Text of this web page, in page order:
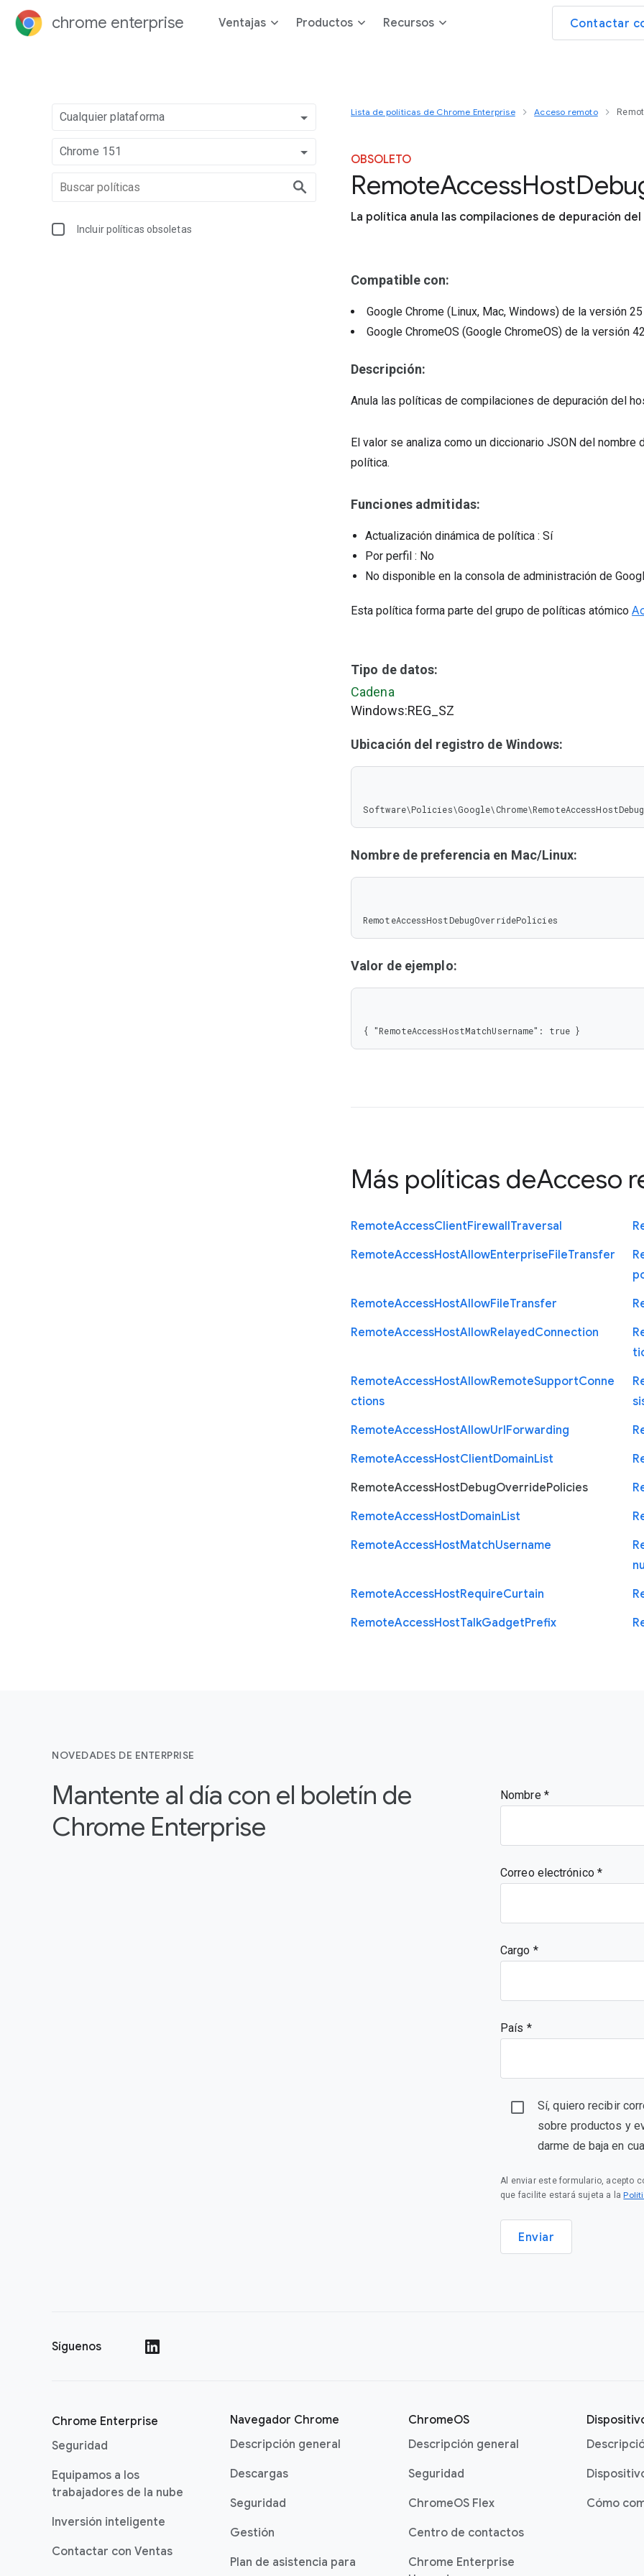
chrome enterprise Ventajas Productos Recursos Contactar
Cualquier plataforma
Chrome 151
Incluir políticas obsoletas
Lista de políticas de Chrome Enterprise Acceso remoto
OBSOLETO
RemoteAccessHost
La política anula las compilaciones de depuración
Compatible con:
Google Chrome (Linux, Mac, Windows) de la versión 25
Google ChromeOS (Google ChromeOS) de la versión 42
Descripción:
Anula las políticas de compilaciones de depuración del
El valor se analiza como un diccionario JSON del
política.
Funciones admitidas:
Actualización dinámica de política : Sí
Por perfil : No
No disponible en la consola de administración de
Esta política forma parte del grupo de políticas atómico
Tipo de datos:
Cadena
Windows:REG_SZ
Ubicación del registro de Windows:
Nombre de preferencia en Mac/Linux:
RemoteAccessHostDebugOverridePolicies
Valor de ejemplo:
{ "RemoteAccessHostMatchUsername": true }
Más políticas deAcceso
RemoteAccessClientFirewallTraversal
RemoteAccessHostAllowEnterpriseFileTransfer
RemoteAccessHostAllowFileTransfer
RemoteAccessHostAllowRelayedConnection
RemoteAccessHostAllowRemoteSupportConne
ctions
RemoteAccessHostAllowUrlForwarding
RemoteAccessHostClientDomainList
RemoteAccessHostDebugOverridePolicies
RemoteAccessHostDomainList
RemoteAccessHostMatchUsername
RemoteAccessHostRequireCurtain
RemoteAccessHostTalkGadgetPrefix
NOVEDADES DE ENTERPRISE
Mantente al día con el boletín de
Chrome Enterprise
Nombre
Correo electrónico
Cargo
País *
Sí, quiero recibir
sobre productos y
darme de baja en
Al enviar este formulario, acepto
que facilite estará sujeta a la
Enviar
Síguenos
Chrome Enterprise
Seguridad
Equipamos a los
trabajadores de la nube
Inversión inteligente
Contactar con Ventas
Navegador Chrome
Descripción general
Descargas
Seguridad
Gestión
Plan de asistencia para
ChromeOS
Descripción general
Seguridad
ChromeOS Flex
Centro de contactos
Chrome Enterprise
Cómo